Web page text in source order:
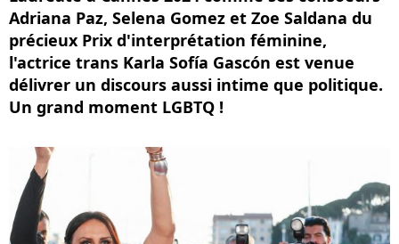
Adriana Paz, Selena Gomez et Zoe Saldana du
précieux Prix d'interprétation féminine,
l'actrice trans Karla Sofía Gascón est venue
délivrer un discours aussi intime que politique.
Un grand moment LGBTQ !